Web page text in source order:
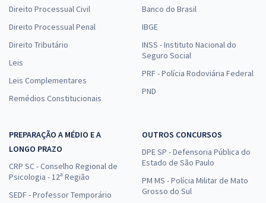
Direito Processual Civil
Direito Processual Penal
Direito Tributário
Leis
Leis Complementares
Remédios Constitucionais
Banco do Brasil
IBGE
INSS - Instituto Nacional do
Seguro Social
PRF - Polícia Rodoviária Federal
PND
PREPARAÇÃO A MÉDIO E A
LONGO PRAZO
CRP SC - Conselho Regional de
Psicologia - 12ª Região
SEDF - Professor Temporário
OUTROS CONCURSOS
DPE SP - Defensoria Pública do
Estado de São Paulo
PM MS - Polícia Militar de Mato
Grosso do Sul